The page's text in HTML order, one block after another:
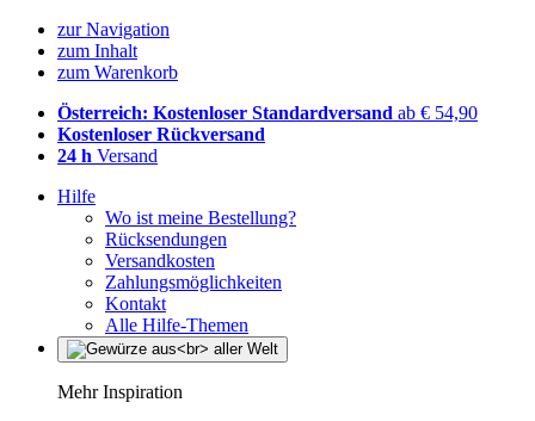
zur Navigation
zum Inhalt
zum Warenkorb
Österreich: Kostenloser Standardversand ab € 54,90
Kostenloser Rückversand
24 h Versand
Hilfe
Wo ist meine Bestellung?
Rücksendungen
Versandkosten
Zahlungsmöglichkeiten
Kontakt
Alle Hilfe-Themen
Mehr Inspiration